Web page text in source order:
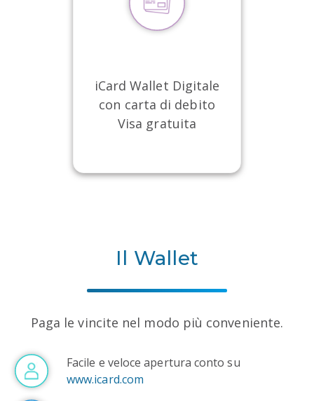
iCard Wallet Digitale
con carta di debito
Visa gratuita
Il Wallet
Paga le vincite nel modo più conveniente.
Facile e veloce apertura conto su
www.icard.com